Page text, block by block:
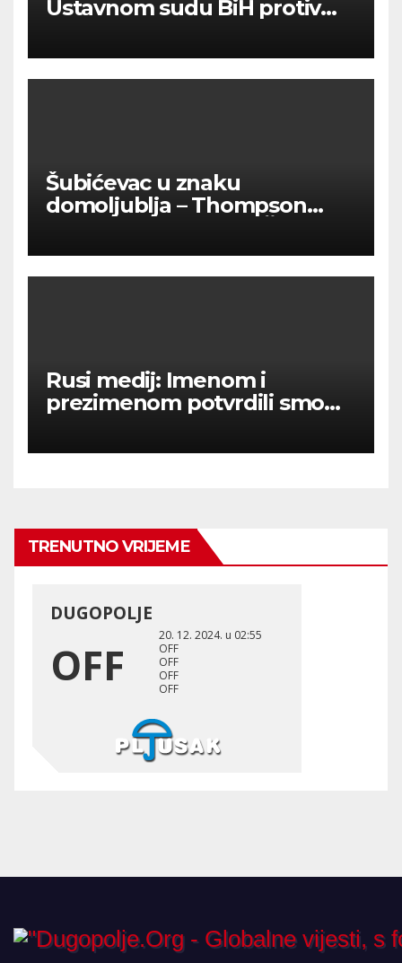
Ustavnom sudu BiH protiv
Kovačevića
Šubićevac u znaku
domoljublja – Thompson
Rusi medij: Imenom i
prezimenom potvrdili smo
Ukraini.
TRENUTNO VRIJEME